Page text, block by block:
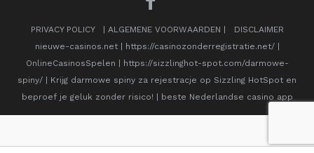
PRIVACY POLICY | ALGEMENE VOORWAARDEN |
DISCLAIMER
nieuwe-casinos.net| https://casinozonderregistratie.net/|
OnlineCasinosSpelen | https://sizzlinghot-spot.com/darmowe-
spiny/ | Krijg darmowe spiny za rejestracje op Sizzling HotSpot en
beproef je geluk zonder risico! | beste Nederlandse casino app